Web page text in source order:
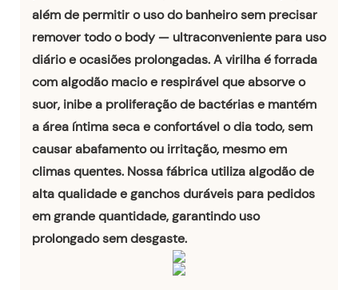
além de permitir o uso do banheiro sem precisar
remover todo o body — ultraconveniente para uso
diário e ocasiões prolongadas. A virilha é forrada
com algodão macio e respirável que absorve o
suor, inibe a proliferação de bactérias e mantém
a área íntima seca e confortável o dia todo, sem
causar abafamento ou irritação, mesmo em
climas quentes. Nossa fábrica utiliza algodão de
alta qualidade e ganchos duráveis ​​para pedidos
em grande quantidade, garantindo uso
prolongado sem desgaste.